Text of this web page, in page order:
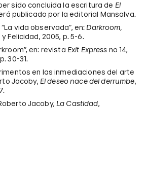
sido concluida la escritura de El
publicado por la editorial Mansalva.
vida observada”, en: Darkroom,
Felicidad, 2005, p. 5-6.
en: revista Exit Express no 14,
30-31.
en las inmediaciones del arte
Jacoby, El deseo nace del derrumbe,
Jacoby, La Castidad,